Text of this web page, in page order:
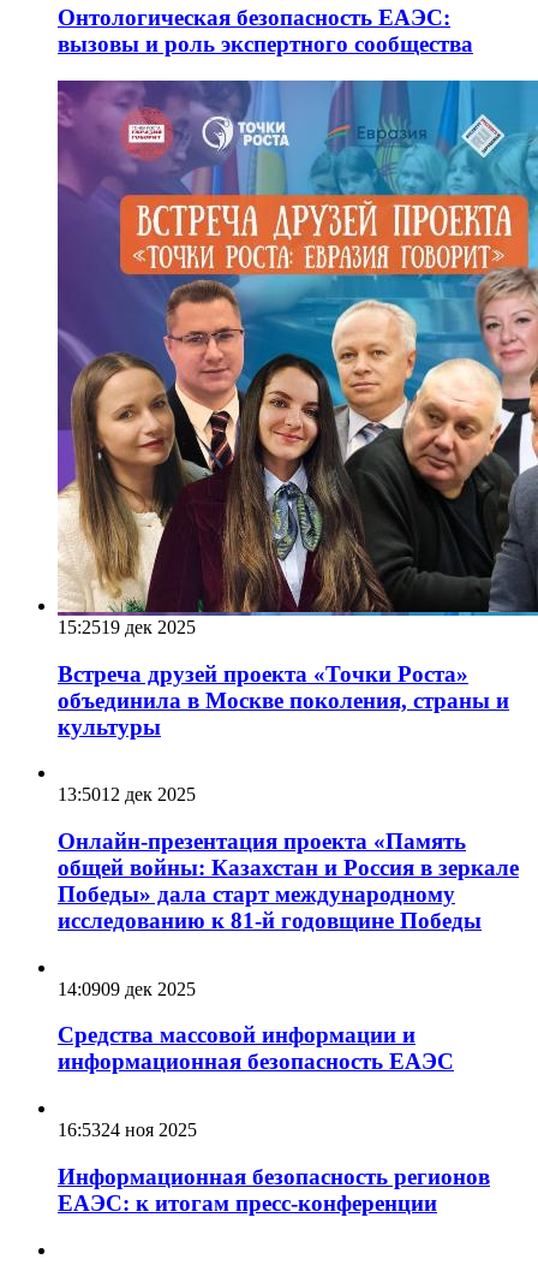
Онтологическая безопасность ЕАЭС:
вызовы и роль экспертного сообщества
15:2519 дек 2025
Встреча друзей проекта «Точки Роста»
объединила в Москве поколения, страны и
культуры
13:5012 дек 2025
Онлайн-презентация проекта «Память
общей войны: Казахстан и Россия в зеркале
Победы» дала старт международному
исследованию к 81-й годовщине Победы
14:0909 дек 2025
Средства массовой информации и
информационная безопасность ЕАЭС
16:5324 ноя 2025
Информационная безопасность регионов
ЕАЭС: к итогам пресс-конференции